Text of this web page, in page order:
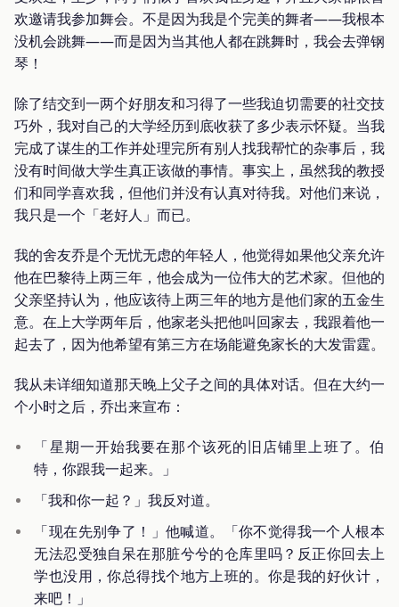
欢邀请我参加舞会。不是因为我是个完美的舞者——我根本
没机会跳舞——而是因为当其他人都在跳舞时，我会去弹钢
琴！
除了结交到一两个好朋友和习得了一些我迫切需要的社交技
巧外，我对自己的大学经历到底收获了多少表示怀疑。当我
完成了谋生的工作并处理完所有别人找我帮忙的杂事后，我
没有时间做大学生真正该做的事情。事实上，虽然我的教授
们和同学喜欢我，但他们并没有认真对待我。对他们来说，
我只是一个「老好人」而已。
我的舍友乔是个无忧无虑的年轻人，他觉得如果他父亲允许
他在巴黎待上两三年，他会成为一位伟大的艺术家。但他的
父亲坚持认为，他应该待上两三年的地方是他们家的五金生
意。在上大学两年后，他家老头把他叫回家去，我跟着他一
起去了，因为他希望有第三方在场能避免家长的大发雷霆。
我从未详细知道那天晚上父子之间的具体对话。但在大约一
个小时之后，乔出来宣布：
「星期一开始我要在那个该死的旧店铺里上班了。伯
特，你跟我一起来。」
「我和你一起？」我反对道。
「现在先别争了！」他喊道。「你不觉得我一个人根本
无法忍受独自呆在那脏兮兮的仓库里吗？反正你回去上
学也没用，你总得找个地方上班的。你是我的好伙计，
来吧！」